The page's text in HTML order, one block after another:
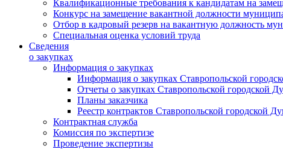
Квалификационные требования к кандидатам на
Конкурс на замещение вакантной должности
Отбор в кадровый резерв на вакантную должность
Специальная оценка условий труда
Сведения
о закупках
Информация о закупках
Информация о закупках Ставропольской
Отчеты о закупках Ставропольской городской
Планы заказчика
Реестр контрактов Ставропольской городской
Контрактная служба
Комиссия по экспертизе
Проведение экспертизы